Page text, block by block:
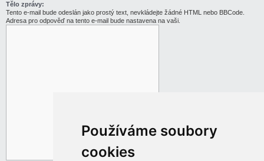
Používáme soubory
cookies
Tělo zprávy:
Tento e-mail bude odeslán jako prostý text, nevkládejte žádné HTML nebo BBCode.
Adresa pro odpověď na tento e-mail bude nastavena na vaši.